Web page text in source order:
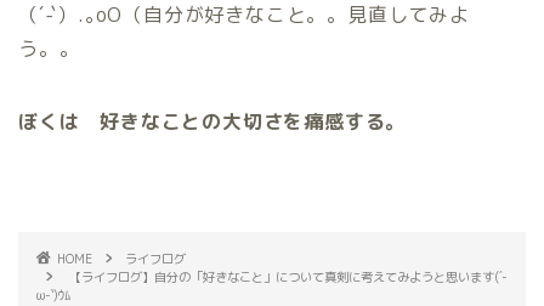
（´-`）.｡oO（自分が好きなこと。。見直してみよ
う。。
ぼくは 好きなことの大切さを痛感する。
HOME
ライフログ
【ライフログ】自分の「好きなこと」について真剣に考えてみようと思います(´-
ω-`)ｳﾑ